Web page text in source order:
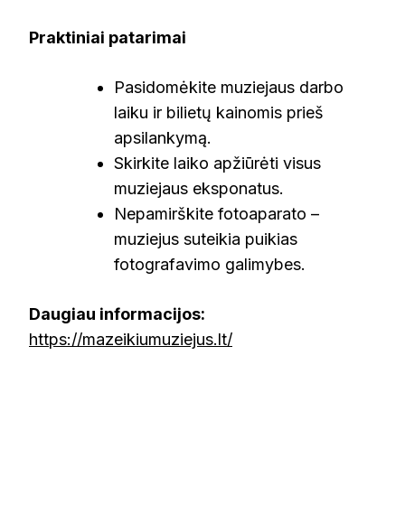
Praktiniai patarimai
Pasidomėkite muziejaus darbo
laiku ir bilietų kainomis prieš
apsilankymą.
Skirkite laiko apžiūrėti visus
muziejaus eksponatus.
Nepamirškite fotoaparato –
muziejus suteikia puikias
fotografavimo galimybes.
Daugiau informacijos:
https://mazeikiumuziejus.lt/